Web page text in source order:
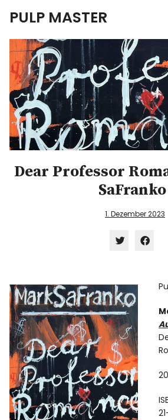
PULP MASTER
Programm
Verlag
Merch
News
Facebook
Twitter
Dear Professor
SaFranko
1. Dezember 2023
teilen
(Wird
in
neuem
Fenster
geöffnet)
teilen
Fenster